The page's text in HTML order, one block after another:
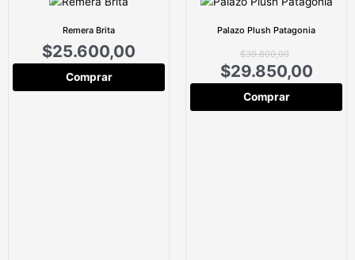
Remera Brita
$25.600,00
Comprar
Palazo Plush Patagonia
$39.800,00
$29.850,00
Comprar